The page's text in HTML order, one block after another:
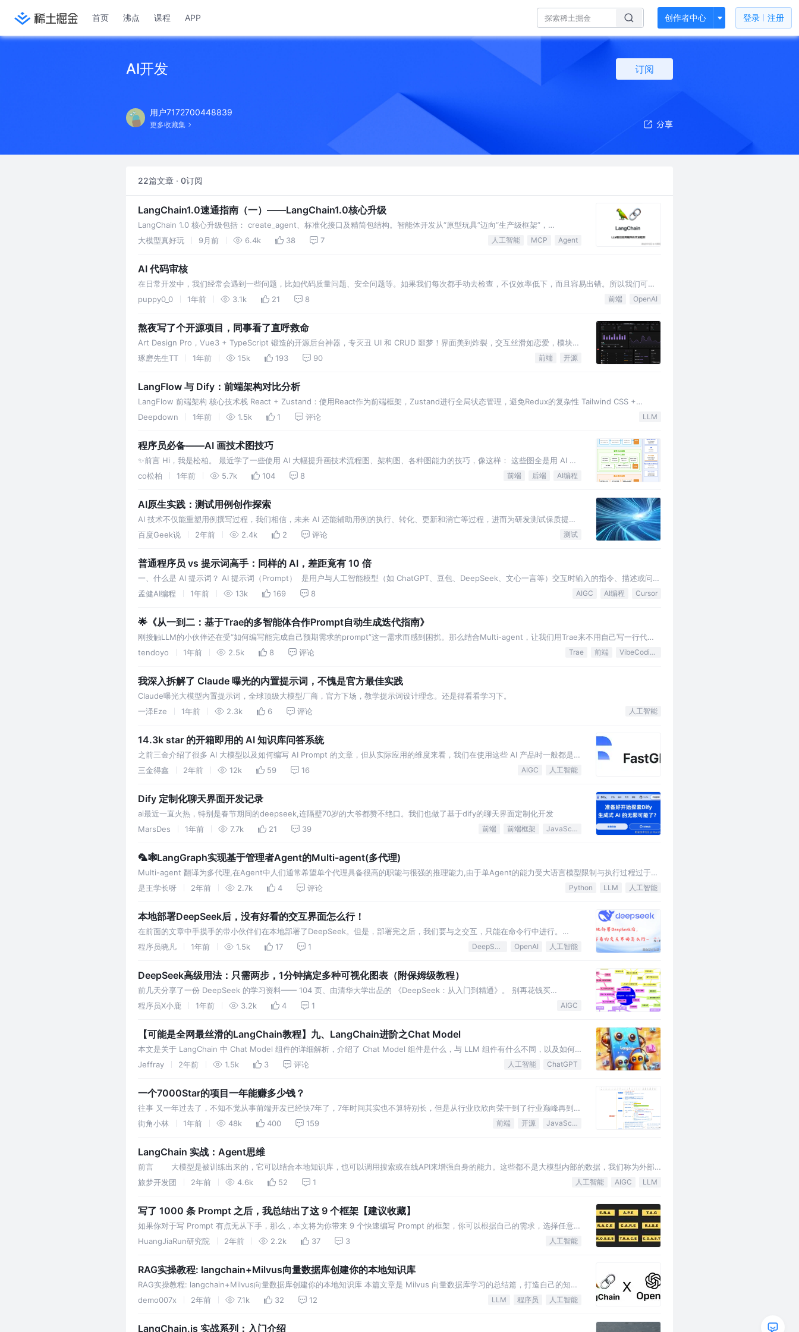
首页 沸点 课程 APP 创作者中心 登录 注册
AI开发 订阅
用户7172700448839
更多收藏集
22篇文章 · 0订阅
LangChain1.0速通指南（一）——LangChain1.0核心升级
LangChain 1.0 核心升级包括： create_agent、标准化接口及精简包结构。智能体开发从“原型玩具”迈向“生产级框架”，
create_agent 通过中间件和结构化输出提升开发上限
大模型真好玩 9月前 6.4k 38 7 人工智能 MCP Agent
AI 代码审核
在日常开发中，我们经常会遇到一些问题，比如代码质量问题、安全问题等。如果我们每次都手动去检查，不仅效率低下，而且容易出错。所以我们可以
利用 AI 来帮助我们检查
puppy0_0 1年前 3.1k 21 8 前端 OpenAI
熬夜写了个开源项目，同事看了直呼救命
Art Design Pro，Vue3 + TypeScript 锻造的开源后台神器，专灭丑 UI 和 CRUD 噩梦！界面美到炸裂，交互丝滑如恋爱，模块化
省 80% 代码，响应式适配直接飞天！
琢磨先生TT 1年前 15k 193 90 前端 开源
LangFlow 与 Dify：前端架构对比分析
LangFlow 前端架构 核心技术栈 React + Zustand：使用React作为前端框架，Zustand进行全局状态管理，避免Redux的复杂性 Tailwind CSS +
shadcn/
Deepdown 1年前 1.5k 1 评论 LLM
程序员必备——AI 画技术图技巧
✨前言 Hi，我是松柏。 最近学了一些使用 AI 大幅提升画技术流程图、架构图、各种图能力的技巧，像这样： 这些图全是用 AI 不
到 3 分钟画的，而且最重要的一点是，这些都基于文本绘图，也就是说，所
co松柏 1年前 5.7k 104 8 前端 后端 AI编程
AI原生实践：测试用例创作探索
AI 技术不仅能重塑用例撰写过程，我们相信，未来 AI 还能辅助用例的执行、转化、更新和消亡等过程，进而为研发测试保质提
效。
百度Geek说 2年前 2.4k 2 评论 测试
普通程序员 vs 提示词高手：同样的 AI，差距竟有 10 倍
一、什么是 AI 提示词？ AI 提示词（Prompt） 是用户与人工智能模型（如 ChatGPT、豆包、DeepSeek、文心一言等）交互时输入的指令、描述或问
题，用于引导 AI 模型生成符合预期
孟健AI编程 1年前 13k 169 8 AIGC AI编程 Cursor
🌟《从一到二：基于Trae的多智能体合作Prompt自动生成迭代指南》
刚接触LLM的小伙伴还在受“如何编写能完成自己预期需求的prompt”这一需求而感到困扰。那么结合Multi-agent，让我们用Trae来不用自己写一行代码
的生成一个prompt自动生成迭代框架把~
tendoyo 1年前 2.5k 8 评论 Trae 前端 VibeCoding
我深入拆解了 Claude 曝光的内置提示词，不愧是官方最佳实践
Claude曝光大模型内置提示词，全球顶级大模型厂商，官方下场，教学提示词设计理念。还是得看看学习下。
一泽Eze
1年前 2.3k 6 评论 人工智能
14.3k star 的开箱即用的 AI 知识库问答系统
之前三金介绍了很多 AI 大模型以及如何编写 AI Prompt 的文章，但从实际应用的维度来看，我们在使用这些 AI 产品时一般都是将
它作为一个搜索引擎来使用的，并没有发挥出它应有的价值。 为什么这
三金得鑫 2年前 12k 59 16 AIGC 人工智能
Dify 定制化聊天界面开发记录
ai最近一直火热，特别是春节期间的deepseek,连隔壁70岁的大爷都赞不绝口。我们也做了基于dify的聊天界面定制化开发
MarsDes
1年前 7.7k 21 39 前端 前端框架 JavaScript
🦜🕸️LangGraph实现基于管理者Agent的Multi-agent(多代理)
Multi-agent 翻译为多代理,在Agent中人们通常希望单个代理具备很高的职能与很强的推理能力,由于单Agent的能力受大语言模型限制与执行过程过于黑
盒,没有足够精确的控制能力,效果达不到期望
是王学长呀 2年前 2.7k 4 评论 Python LLM 人工智能
本地部署DeepSeek后，没有好看的交互界面怎么行！
在前面的文章中手摸手的带小伙伴们在本地部署了DeepSeek。但是，部署完之后，我们要与之交互，只能在命令行中进行。
DeepSeek没有一个好看的交互界面怎么行呢
程序员晓凡 1年前 1.5k 17 1 DeepSeek OpenAI 人工智能
DeepSeek高级用法：只需两步，1分钟搞定多种可视化图表（附保姆级教程）
前几天分享了一份 DeepSeek 的学习资料—— 104 页、由清华大学出品的 《DeepSeek：从入门到精通》。 别再花钱买
DeepSeek资料了！清华大学104页《DeepSeek：从入门到精
程序员X小鹿 1年前 3.2k 4 1 AIGC
【可能是全网最丝滑的LangChain教程】九、LangChain进阶之Chat Model
本文是关于 LangChain 中 Chat Model 组件的详细解析，介绍了 Chat Model 组件是什么，与 LLM 组件有什么不同，以及如何
使用 Chat Model。
Jeffray 2年前 1.5k 3 评论 人工智能 ChatGPT
一个7000Star的项目一年能赚多少钱？
往事 又一年过去了，不知不觉从事前端开发已经快7年了，7年时间其实也不算特别长，但是从行业欣欣向荣干到了行业巅峰再到如
今的行业没了，我是没想到的。 虽然目前还没有失业（感觉快了），但这么多年也没赚到什
街角小林 1年前 48k 400 159 前端 开源 JavaScript
LangChain 实战：Agent思维
前言 大模型是被训练出来的，它可以结合本地知识库，也可以调用搜索或在线API来增强自身的能力。这些都不是大模型内部的数据，我们称为外部
工具。 当大模型需要通过自主判断调用外部工具来进一步完成任
旅梦开发团 2年前 4.6k 52 1 人工智能 AIGC LLM
写了 1000 条 Prompt 之后，我总结出了这 9 个框架【建议收藏】
如果你对于写 Prompt 有点无从下手，那么，本文将为你带来 9 个快速编写 Prompt 的框架，你可以根据自己的需求，选择任意一
个框架。
HuangJiaRun研究院 2年前 2.2k 37 3 人工智能
RAG实操教程: langchain+Milvus向量数据库创建你的本地知识库
RAG实操教程: langchain+Milvus向量数据库创建你的本地知识库 本篇文章是 Milvus 向量数据库学习的总结篇，打造自己的知识
库系统。 RAG是什么 RAG 是retrieval-a
demo007x 2年前 7.1k 32 12 LLM 程序员 人工智能
LangChain.js 实战系列：入门介绍